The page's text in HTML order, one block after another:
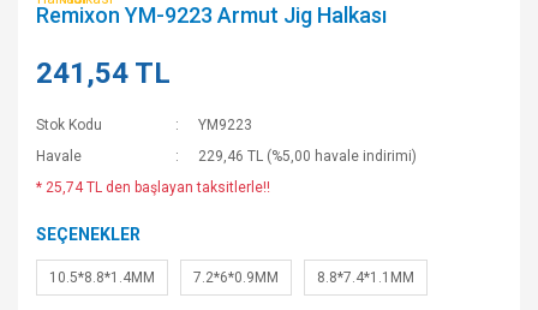
Remixon YM-9223 Armut Jig Halkası
241,54 TL
Stok Kodu
YM9223
Havale
229,46 TL (%5,00 havale indirimi)
* 25,74 TL den başlayan taksitlerle!!
SEÇENEKLER
10.5*8.8*1.4MM 7.2*6*0.9MM 8.8*7.4*1.1MM